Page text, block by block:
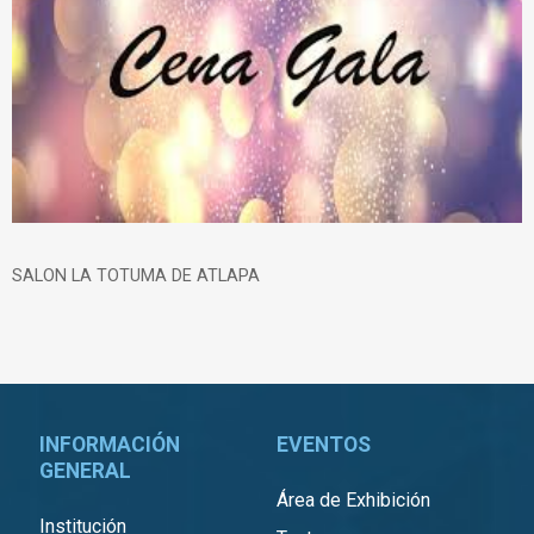
SALON LA TOTUMA DE ATLAPA
INFORMACIÓN
GENERAL
Institución
EVENTOS
Área de Exhibición